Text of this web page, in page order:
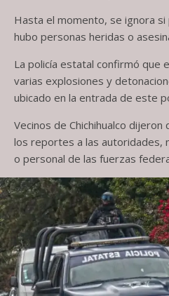
Hasta el momento, se ignora
hubo personas heridas o
La policía estatal confirmó que
varias explosiones y
ubicado en la entrada de este
Vecinos de Chichihualco
los reportes a las autoridades,
o personal de las fuerzas